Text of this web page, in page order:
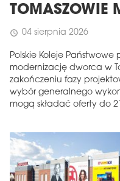
TOMASZOWIE
schedule 04 sierpnia 2026
Polskie Koleje
modernizację dworca w
zakończeniu fazy
wybór generalnego
mogą składać oferty do